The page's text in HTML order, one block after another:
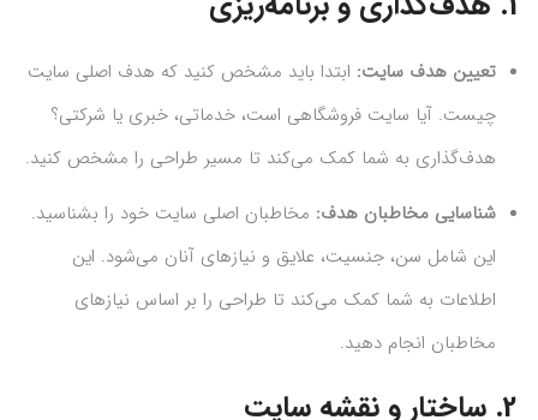
تعیین هدف سایت: ابتدا باید مشخص کنید که هدف اصلی سایت
چیست. آیا سایت فروشگاهی است، خدماتی، خبری یا شرکتی؟
هدف‌گذاری به شما کمک می‌کند تا مسیر طراحی را مشخص کنید.
شناسایی مخاطبان هدف: مخاطبان اصلی سایت خود را بشناسید.
این شامل سن، جنسیت، علایق و نیازهای آنان می‌شود. این
اطلاعات به شما کمک می‌کند تا طراحی را بر اساس نیازهای
مخاطبان انجام دهید.
2. ساختار و نقشه سایت